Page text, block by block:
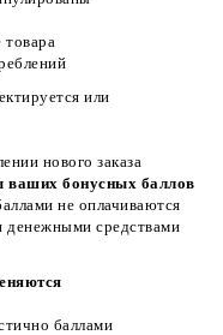
товара
или
нового заказа
ваших бонусных баллов
не оплачиваются
денежными средствами
баллами